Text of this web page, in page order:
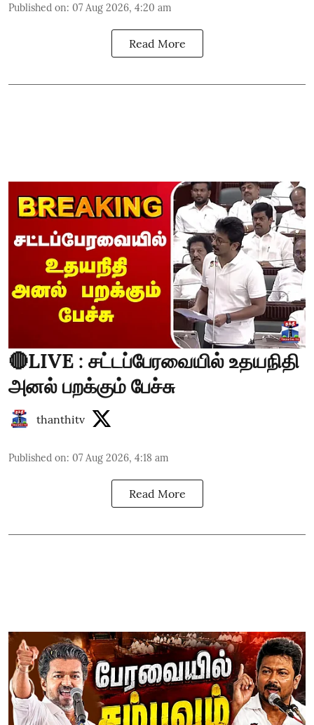
Published on: 07 Aug 2026, 4:20 am
Read More
🔴LIVE : சட்டப்பேரவையில் உதயநிதி
அனல் பறக்கும் பேச்சு
thanthitv
Published on: 07 Aug 2026, 4:18 am
Read More